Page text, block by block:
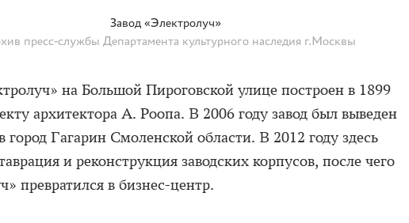
Завод «Электролуч»
пресс-службы Департамента культурного наследия г.Москвы
на Большой Пироговской улице построен в 1899
архитектора А. Роопа. В 2006 году завод был выведен
Гагарин Смоленской области. В 2012 году здесь
и реконструкция заводских корпусов, после чего
превратился в бизнес-центр.